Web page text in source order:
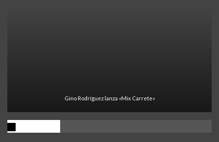
Gino Rodríguez lanza «Mix Carrete»